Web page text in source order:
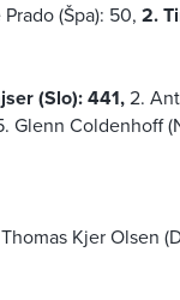
Prado (Špa): 50, 2.
(Slo): 441,2.
Glenn Coldenhoff
Kjer Olsen